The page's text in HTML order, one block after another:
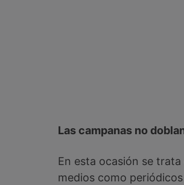
Las campanas no
En esta ocasión se
medios como